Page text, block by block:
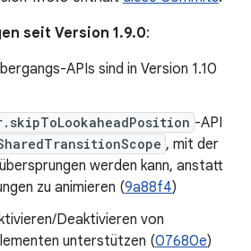
seit Version 1.9.0:
APIs sind in Version 1.10
-API
, mit der
werden kann, anstatt
zu animieren (9a88f4)
Deaktivieren von
unterstützen (07680e)